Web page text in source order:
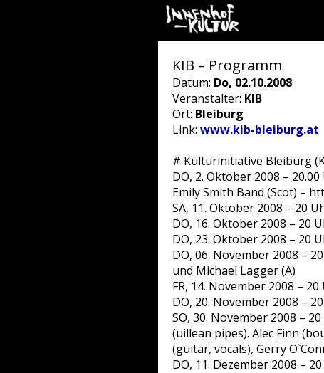
KIB – Programm
Datum: Do, 02.10.2008
Veranstalter: KIB
Ort: Bleiburg
Link: www.kib-bleiburg.at
# Kulturinitiative Bleiburg
DO, 2. Oktober 2008 –
Emily Smith Band (Scot) –
SA, 11. Oktober 2008 – 20
DO, 16. Oktober 2008 – 20
DO, 23. Oktober 2008 – 20
DO, 06. November 2008 –
und Michael Lagger (A)
FR, 14. November 2008 –
DO, 20. November 2008 –
SO, 30. November 2008 –
(uillean pipes). Alec Finn
(guitar, vocals), Gerry
DO, 11. Dezember 2008 –